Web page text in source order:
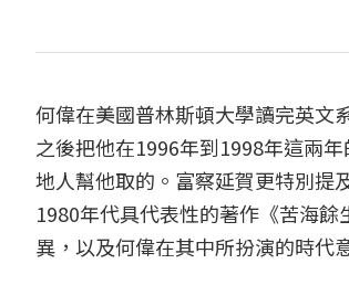
何偉在美國普林斯頓大學讀完英文
之後把他在1996年到1998年這兩
地人幫他取的。富察延賀更特別提
1980年代具代表性的著作《苦海
異，以及何偉在其中所扮演的時代